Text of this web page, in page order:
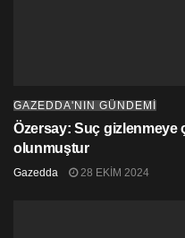
GAZEDDA'NIN GÜNDEMİ
Özersay: Suç gizlenmeye
olunmuştur
Gazedda 28 EKIM 2024